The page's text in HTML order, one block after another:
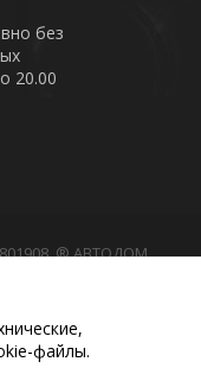
без
20.00
® АВТОДОМ
интернет-
характер
материалов
файлы.